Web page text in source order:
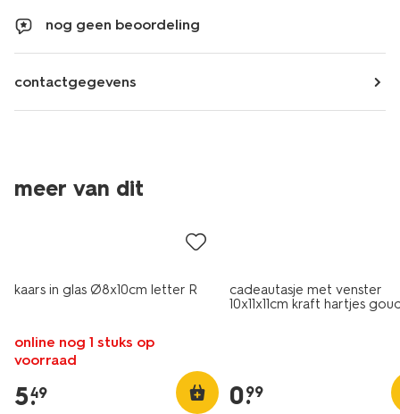
nog geen beoordeling
contactgegevens
meer van dit
kaars in glas Ø8x10cm letter R
online nog 1 stuks op
voorraad
5.
49
cadeautasje met venster
10x11x11cm kraft hartjes
0.
99